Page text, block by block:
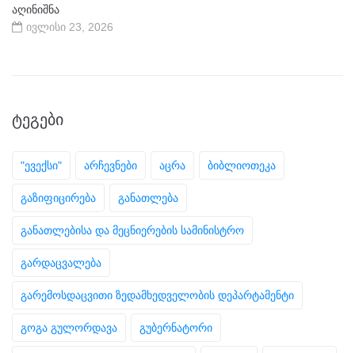
აღინიშნა
ივლისი 23, 2026
ᲢᲔᲒᲔᲑᲘ
"ევექსი" არჩევნები აცრა ბიბლიოთეკა
გაზიფიცირება განათლება
განათლებისა და მეცნიერების სამინისტრო
გარდაცვალება
გარემოსდაცვითი ზედამხედველობის დეპარტამენტი
გოგა გულორდავა გუბერნატორი